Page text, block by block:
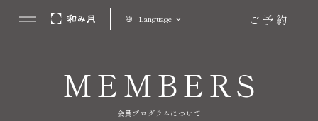
Language ご予約
MEMBERS
会員プログラムについて